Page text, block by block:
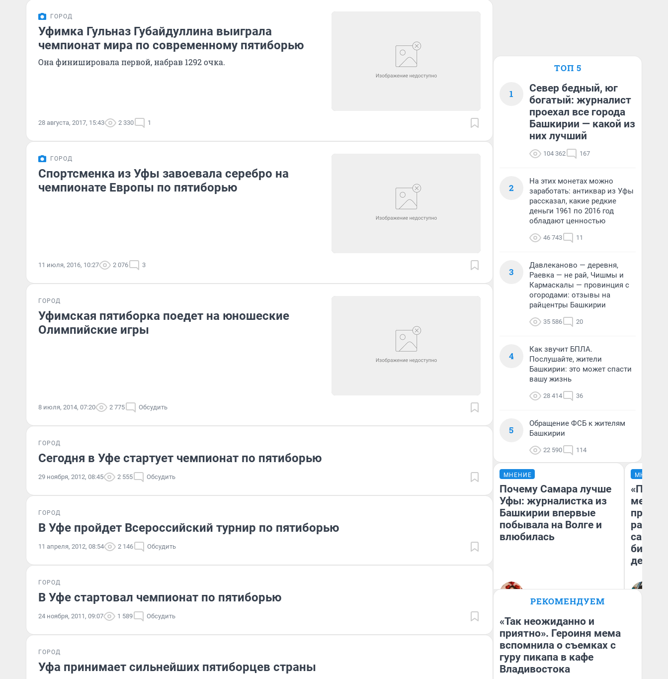
ГОРОД
Уфимка Гульназ Губайдуллина выиграла
чемпионат мира по современному пятиборью
Она финишировала первой, набрав 1292 очка.
28 августа, 2017, 15:43 2 330 1
ГОРОД
Спортсменка из Уфы завоевала серебро на
чемпионате Европы по пятиборью
11 июля, 2016, 10:27 2 076 3
ГОРОД
Уфимская пятиборка поедет на юношеские
Олимпийские игры
8 июля, 2014, 07:20 2 775 Обсудить
ГОРОД
Сегодня в Уфе стартует чемпионат по пятиборью
29 ноября, 2012, 08:45 2 555 Обсудить
ГОРОД
В Уфе пройдет Всероссийский турнир по пятиборью
11 апреля, 2012, 08:54 2 146 Обсудить
ГОРОД
В Уфе стартовал чемпионат по пятиборью
24 ноября, 2011, 09:07 1 589 Обсудить
ГОРОД
Уфа принимает сильнейших пятиборцев страны
ТОП 5
1
Север бедный, юг
богатый: журналист
проехал все города
Башкирии — какой из
них лучший
104 362 167
2
На этих монетах можно
заработать: антиквар из Уфы
рассказал, какие редкие
деньги 1961 по 2016 год
обладают ценностью
46 743 11
3
Давлеканово — деревня,
Раевка — не рай, Чишмы и
Кармаскалы — провинция с
огородами: отзывы на
райцентры Башкирии
35 586 20
4
Как звучит БПЛА.
Послушайте, жители
Башкирии: это может спасти
вашу жизнь
28 414 36
5
Обращение ФСБ к жителям
Башкирии
22 590 114
МНЕНИЕ
Почему Самара лучше
Уфы: журналистка из
Башкирии впервые
побывала на Волге и
влюбилась
МНЕНИЕ
самом
РЕКОМЕНДУЕМ
«Так неожиданно и
приятно». Героиня мема
вспомнила о съемках с
гуру пикапа в кафе
Владивостока